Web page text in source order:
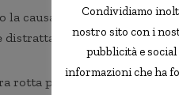
la causa per danni contro un
distratta” dalla giudice.
rotta polso e gomito ad una
Condividiamo
nostro sito con i
pubblicità e
informazioni che ha